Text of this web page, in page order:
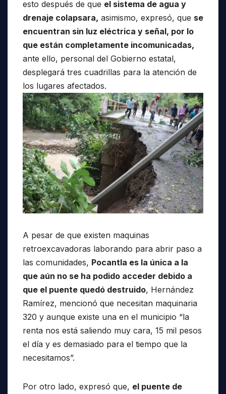
esto después de que el sistema de agua y
drenaje colapsara, asimismo, expresó, que se
encuentran sin luz eléctrica y señal, por lo
que están completamente incomunicadas,
ante ello, personal del Gobierno estatal,
desplegará tres cuadrillas para la atención de
los lugares afectados.
A pesar de que existen maquinas
retroexcavadoras laborando para abrir paso a
las comunidades, Pocantla es la única a la
que aún no se ha podido acceder debido a
que el puente quedó destruido, Hernández
Ramírez, mencionó que necesitan maquinaria
320 y aunque existe una en el municipio “la
renta nos está saliendo muy cara, 15 mil pesos
el día y es demasiado para el tiempo que la
necesitamos”.
Por otro lado, expresó que, el puente de